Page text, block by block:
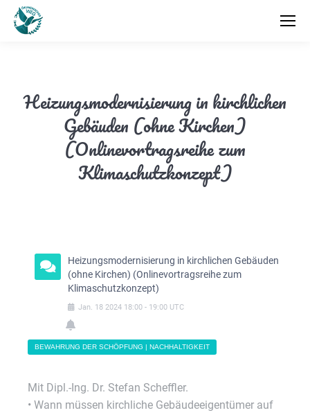
Heizungsmodernisierung in kirchlichen
Gebäuden (ohne Kirchen)
(Onlinevortragsreihe zum
Klimaschutzkonzept)
Heizungsmodernisierung in kirchlichen Gebäuden
(ohne Kirchen) (Onlinevortragsreihe zum
Klimaschutzkonzept)
Jan. 18 2024 18:00 - 19:00 UTC
BEWAHRUNG DER SCHÖPFUNG | NACHHALTIGKEIT
Mit Dipl.-Ing. Dr. Stefan Scheffler.
• Wann müssen kirchliche Gebäudeeigentümer auf